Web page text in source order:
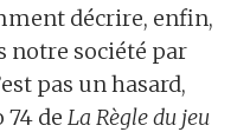
décrire, enfin,
notre société par
pas un hasard,
de La Règle du jeu